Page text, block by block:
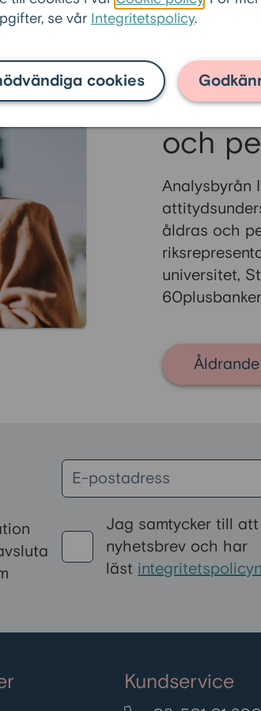
se vår Integritetspolicy.
cookies
som Bengt, men ekonomin
fanns inte riktigt där för det.
Oro
och
Analysbyrån
åldras och
universitet,
Jag samtycker till
nyhetsbrev och har
läst integritetspolicyn
Kundservice